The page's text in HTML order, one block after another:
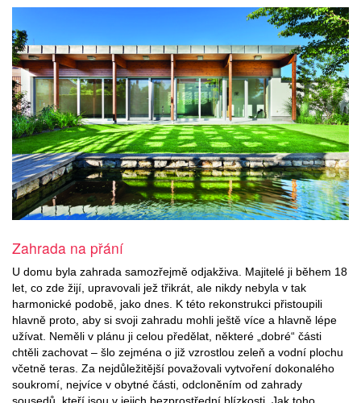
Zahrada na přání
U domu byla zahrada samozřejmě odjakživa. Majitelé ji během 18
let, co zde žijí, upravovali jež třikrát, ale nikdy nebyla v tak
harmonické podobě, jako dnes. K této rekonstrukci přistoupili
hlavně proto, aby si svoji zahradu mohli ještě více a hlavně lépe
užívat. Neměli v plánu ji celou předělat, některé „dobré“ části
chtěli zachovat – šlo zejména o již vzrostlou zeleň a vodní plochu
včetně teras. Za nejdůležitější považovali vytvoření dokonalého
soukromí, nejvíce v obytné části, odcloněním od zahrady